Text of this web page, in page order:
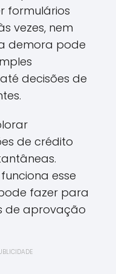
formulários
vezes, nem
demora pode
decisões de
de crédito
esse
fazer para
de aprovação